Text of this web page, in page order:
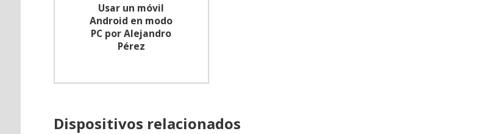
Usar un móvil
Android en modo
PC por Alejandro
Pérez
Dispositivos relacionados